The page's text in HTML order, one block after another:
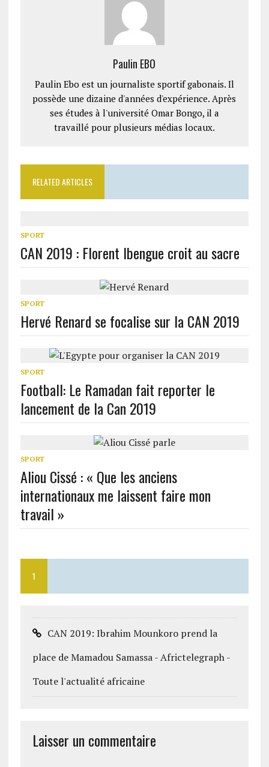
Paulin EBO
Paulin Ebo est un journaliste sportif gabonais. Il
possède une dizaine d'années d'expérience. Après
ses études à l'université Omar Bongo, il a
travaillé pour plusieurs médias locaux.
RELATED ARTICLES
SPORT
CAN 2019 : Florent Ibengue croit au sacre
SPORT
Hervé Renard se focalise sur la CAN 2019
SPORT
Football: Le Ramadan fait reporter le
lancement de la Can 2019
SPORT
Aliou Cissé : « Que les anciens
internationaux me laissent faire mon
travail »
1
CAN 2019: Ibrahim Mounkoro prend la
place de Mamadou Samassa - Africtelegraph -
Toute l'actualité africaine
Laisser un commentaire